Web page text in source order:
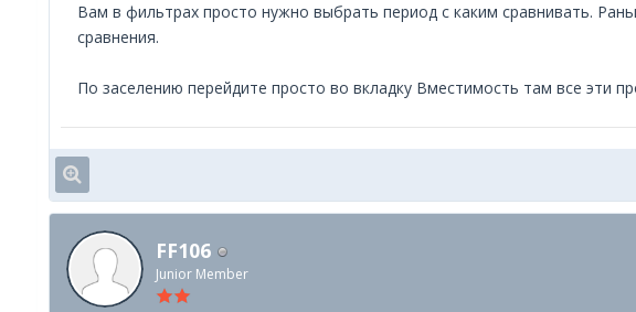
Вам в фильтрах просто нужно выбрать период с каким сравнивать.
сравнения.
По заселению перейдите просто во вкладку Вместимость там все эти
FF106
Junior Member